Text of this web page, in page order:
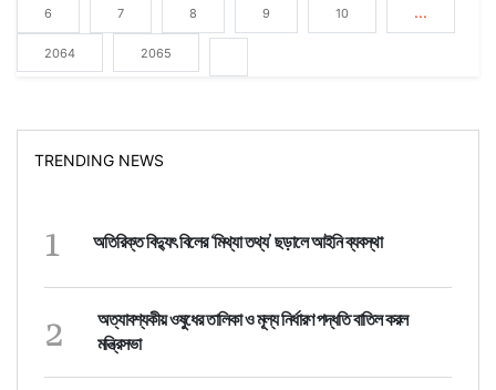
6 7 8 9 10 ...
2064 2065
TRENDING NEWS
1 অতিরিক্ত বিদ্যুৎ বিলের ‘মিথ্যা তথ্য’ ছড়ালে আইনি ব্যবস্থা
2
অত্যাবশ্যকীয় ওষুধের তালিকা ও মূল্য নির্ধারণ পদ্ধতি বাতিল করল
মন্ত্রিসভা